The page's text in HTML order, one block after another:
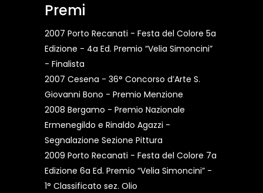
Premi
2007 Porto Recanati - Festa del Colore 5a
Edizione - 4a Ed. Premio “Velia Simoncini”
- Finalista
2007 Cesena - 36° Concorso d’Arte S.
Giovanni Bono - Premio Menzione
2008 Bergamo - Premio Nazionale
Ermenegildo e Rinaldo Agazzi -
Segnalazione Sezione Pittura
2009 Porto Recanati - Festa del Colore 7a
Edizione 6a Ed. Premio “Velia Simoncini” -
1° Classificato sez. Olio